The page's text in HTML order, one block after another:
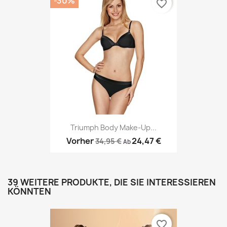
Triumph Body Make-Up...
Vorher34,95 € Ab24,47 €
favorite_border
39 WEITERE PRODUKTE, DIE SIE INTERESSIEREN
KÖNNTEN